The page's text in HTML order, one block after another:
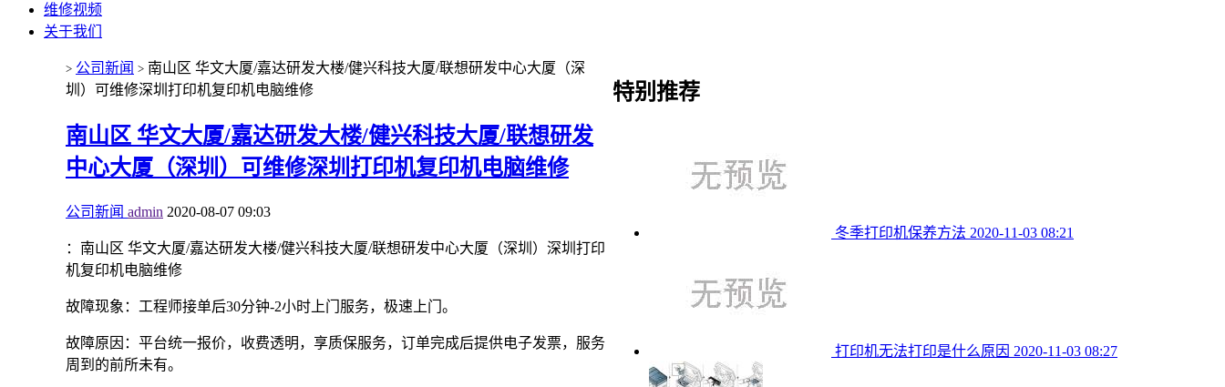
维修视频
关于我们
> 公司新闻 > 南山区 华文大厦/嘉达研发大楼/健兴科技大厦/联想研发中心大厦（深
圳）可维修深圳打印机复印机电脑维修
南山区 华文大厦/嘉达研发大楼/健兴科技大厦/联想研发
中心大厦（深圳）可维修深圳打印机复印机电脑维修
公司新闻 admin 2020-08-07 09:03
：南山区 华文大厦/嘉达研发大楼/健兴科技大厦/联想研发中心大厦（深圳）深圳打印
机复印机电脑维修
故障现象：工程师接单后30分钟-2小时上门服务，极速上门。
故障原因：平台统一报价，收费透明，享质保服务，订单完成后提供电子发票，服务
周到的前所未有。
特别推荐
冬季打印机保养方法 2020-11-03 08:21
打印机无法打印是什么原因 2020-11-03 08:27